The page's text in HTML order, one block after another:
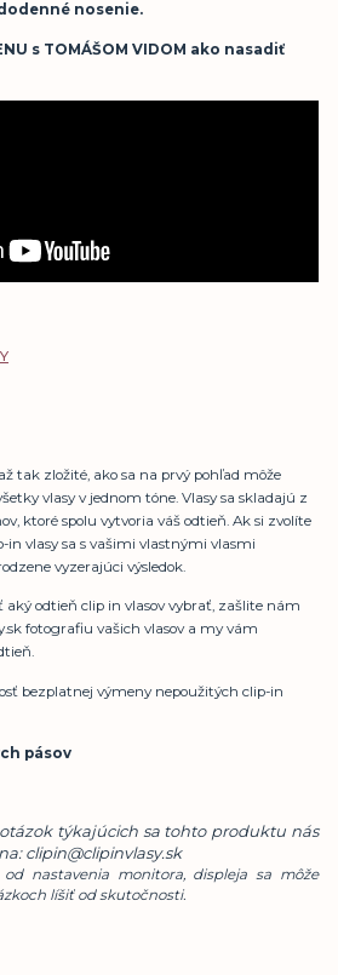
nosenie.
s TOMÁŠOM VIDOM ako nasadiť
tak zložité, ako sa na prvý pohľad môže
vlasy v jednom tóne. Vlasy sa skladajú z
ktoré spolu vytvoria váš odtieň. Ak si zvolíte
in vlasy sa s vašimi vlastnými vlasmi
vyzerajúci výsledok.
aký odtieň clip in vlasov vybrať, zašlite nám
fotografiu vašich vlasov a my vám
bezplatnej výmeny nepoužitých clip-in
pásov
týkajúcich sa tohto produktu nás
clipin@clipinvlasy.sk
od nastavenia monitora, displeja sa môže
líšiť od skutočnosti.